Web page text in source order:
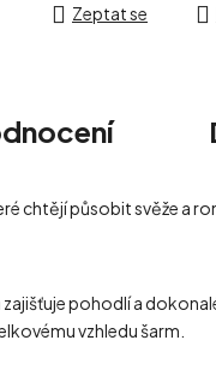
Zeptat se
chtějí působit svěže a
pohodlí a
vzhledu šarm.